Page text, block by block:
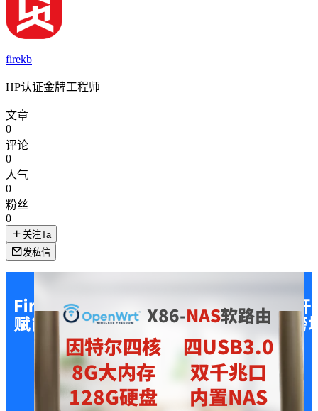
firekb
HP认证金牌工程师
文章
0
评论
0
人气
0
粉丝
0
关注Ta
发私信